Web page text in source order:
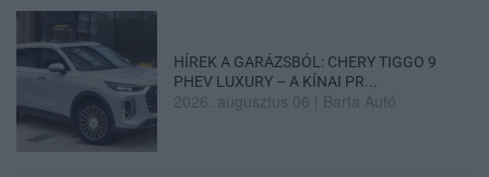
HÍREK A GARÁZSBÓL: CHERY TIGGO 9
PHEV LUXURY – A KÍNAI PR...
2026. augusztus 06 Barta Autó